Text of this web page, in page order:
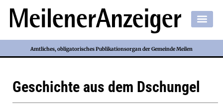
Amtliches, obligatorisches Publikationsorgan der Gemeinde Meilen
Geschichte aus dem Dschungel